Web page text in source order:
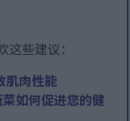
些建议：
肌肉性能
如何促进您的健